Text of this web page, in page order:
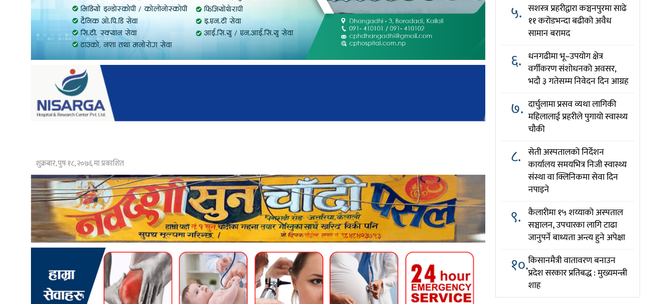
शुक्रबार, पुष १८, २०७६ मा प्रकाशित
५. सशस्त्र प्रहरीद्वारा कञ्चनपुरमा साढे
११ करोडभन्दा बढीको अवैध
सामान बरामद
६. धनगढीमा भू–उपयोग क्षेत्र
वर्गीकरण संशोधनको अवसर,
भदौ ३ गतेसम्म निवेदन दिन आग्रह
७. दार्चुलामा प्रसव व्यथा लागिकी
महिलालाई प्रहरीले पुगायो स्वास्थ्य
चौकी
८. सेती अस्पतालको निर्देशन
कार्यालय समयभित्र निजी स्वास्थ्य
संस्था वा क्लिनिकमा सेवा दिन
नपाइने
९. कैलारीमा १५ शय्याको अस्पताल
सञ्चालन, उपचारका लागि टाढा
जानुपर्ने बाध्यता अन्त्य हुने अपेक्षा
१०.किसानमैत्री वातावरण बनाउन
प्रदेश सरकार प्रतिबद्ध : मुख्यमन्त्री
शाह